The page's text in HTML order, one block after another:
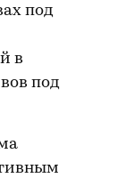
под
в
под